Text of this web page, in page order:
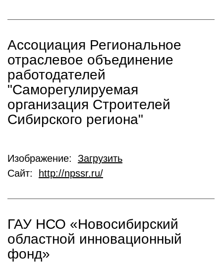
Ассоциация Региональное
отраслевое объединение
работодателей
"Саморегулируемая
организация Строителей
Сибирского региона"
Изображение: Загрузить
Сайт:
http://npssr.ru/
ГАУ НСО «Новосибирский
областной инновационный
фонд»